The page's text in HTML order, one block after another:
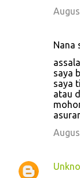
Nana
saya
saya
atau